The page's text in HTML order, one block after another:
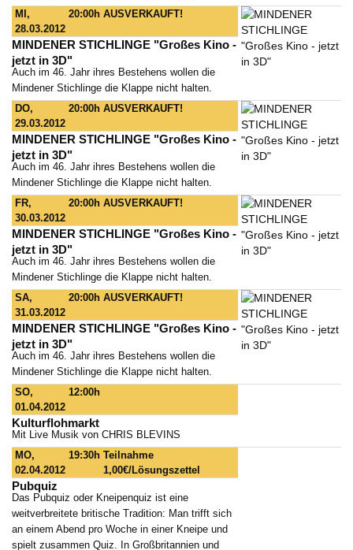
MI,
28.03.2012
20:00h AUSVERKAUFT!
MINDENER STICHLINGE "Großes Kino -
jetzt in 3D"
Auch im 46. Jahr ihres Bestehens wollen die
Mindener Stichlinge die Klappe nicht halten.
DO,
29.03.2012
20:00h AUSVERKAUFT!
MINDENER STICHLINGE "Großes Kino -
jetzt in 3D"
Auch im 46. Jahr ihres Bestehens wollen die
Mindener Stichlinge die Klappe nicht halten.
FR,
30.03.2012
20:00h AUSVERKAUFT!
MINDENER STICHLINGE "Großes Kino -
jetzt in 3D"
Auch im 46. Jahr ihres Bestehens wollen die
Mindener Stichlinge die Klappe nicht halten.
SA,
31.03.2012
20:00h AUSVERKAUFT!
MINDENER STICHLINGE "Großes Kino -
jetzt in 3D"
Auch im 46. Jahr ihres Bestehens wollen die
Mindener Stichlinge die Klappe nicht halten.
SO,
01.04.2012
12:00h
Kulturflohmarkt
Mit Live Musik von CHRIS BLEVINS
MO,
02.04.2012
19:30h Teilnahme
1,00€/Lösungszettel
Pubquiz
Das Pubquiz oder Kneipenquiz ist eine
weitverbreitete britische Tradition: Man trifft sich
an einem Abend pro Woche in einer Kneipe und
spielt zusammen Quiz. In Großbritannien und